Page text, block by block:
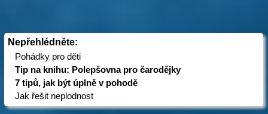
Nepřehlédněte:
Pohádky pro děti
Tip na knihu: Polepšovna pro čarodějky
7 tipů, jak být úplně v pohodě
Jak řešit neplodnost